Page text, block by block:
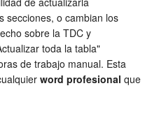
secciones, o cambian los
sobre la TDC y
toda la tabla"
de trabajo manual. Esta
word profesional que